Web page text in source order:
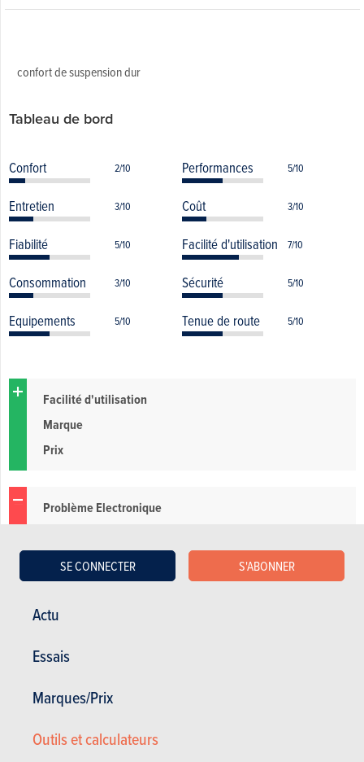
Actu
Essais
Marques/Prix
Outils et calculateurs
SE CONNECTER S'ABONNER
confort de suspension dur
Tableau de bord
Confort 2/10 Performances 5/10
Entretien 3/10 Coût 3/10
Fiabilité 5/10 Facilité d'utilisation 7/10
Consommation 3/10 Sécurité 5/10
Equipements 5/10 Tenue de route 5/10
Facilité d'utilisation
Marque
Prix
Problème Electronique
Opel Meriva 1.3 CDTI 55kW Enjoy (2015)